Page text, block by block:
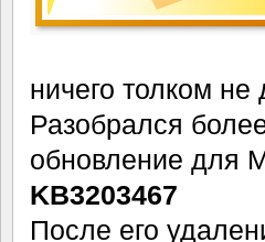
ничего толком не
Разобрался
обновление для
KB3203467
После его